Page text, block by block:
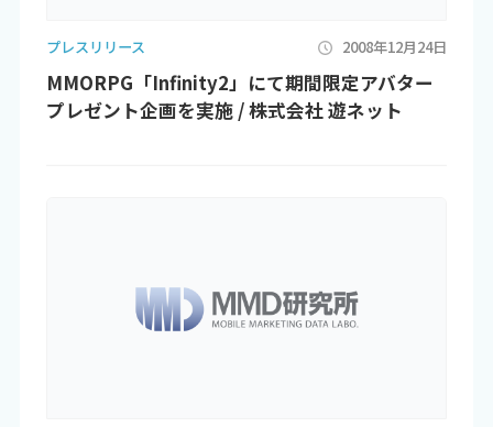
プレスリリース 2008年12月24日
MMORPG「Infinity2」にて期間限定アバター
プレゼント企画を実施 / 株式会社 遊ネット